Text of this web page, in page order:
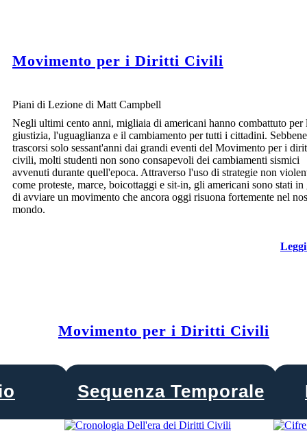
Movimento per i Diritti Civili
Piani di Lezione di Matt Campbell
Negli ultimi cento anni, migliaia di americani hanno combattuto per
giustizia, l'uguaglianza e il cambiamento per tutti i cittadini.
trascorsi solo sessant'anni dai grandi eventi del Movimento per i
civili, molti studenti non sono consapevoli dei cambiamenti sismici
avvenuti durante quell'epoca. Attraverso l'uso di strategie non
come proteste, marce, boicottaggi e sit-in, gli americani sono stati in
di avviare un movimento che ancora oggi risuona fortemente nel
mondo.
Movimento per i Diritti Civili
Sequenza Temporale